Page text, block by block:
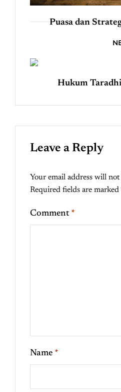
Puasa dan
Hukum
Leave a Reply
Your email address will
Required fields are marked
Comment *
Name *